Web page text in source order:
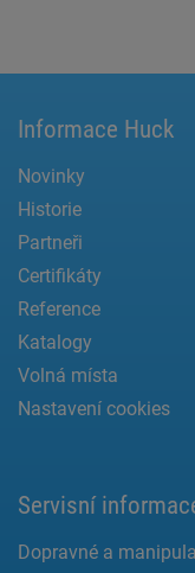
Informace Huck
Novinky
Historie
Partneři
Certifikáty
Reference
Katalogy
Volná místa
Nastavení cookies
Servisní
Dopravné a